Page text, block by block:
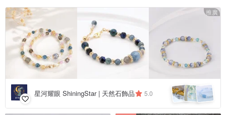
推廣
星河耀眼 ShiningStar | 天然石飾品 5.0